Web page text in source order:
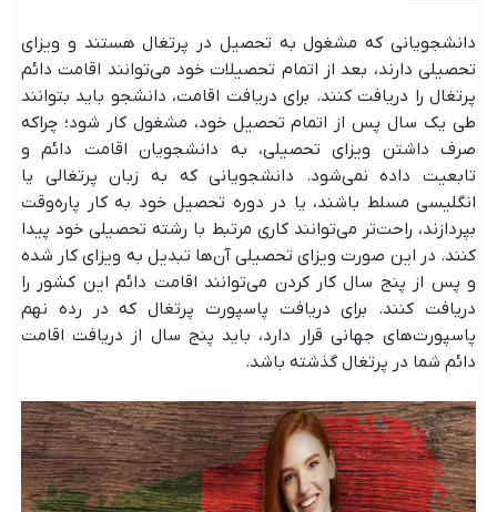
دانشجویانی که مشغول به تحصیل در پرتغال هستند و ویزای
تحصیلی دارند، بعد از اتمام تحصیلات خود می‌توانند اقامت دائم
پرتغال را دریافت کنند. برای دریافت اقامت، دانشجو باید بتوانند
طی یک سال پس از اتمام تحصیل خود، مشغول کار شود؛ چراکه
صرف داشتن ویزای تحصیلی، به دانشجویان اقامت دائم و
تابعیت داده نمی‌شود. دانشجویانی که به زبان پرتغالی یا
انگلیسی مسلط باشند، یا در دوره تحصیل خود به کار پاره‌وقت
بپردازند، راحت‌تر می‌توانند کاری مرتبط با رشته تحصیلی خود پیدا
کنند. در این صورت ویزای تحصیلی آن‌ها تبدیل به ویزای کار شده
و پس از پنج سال کار کردن می‌توانند اقامت دائم این کشور را
دریافت کنند. برای دریافت پاسپورت پرتغال که در رده نهم
پاسپورت‌های جهانی قرار دارد، باید پنج سال از دریافت اقامت
دائم شما در پرتغال گذشته باشد.